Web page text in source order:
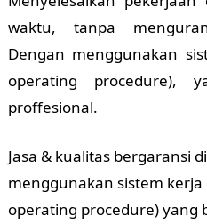
waktu, tanpa
Dengan menggunakan
operating procedure),
proffesional.
Jasa & kualitas bergaransi
menggunakan sistem kerja
operating procedure) yang